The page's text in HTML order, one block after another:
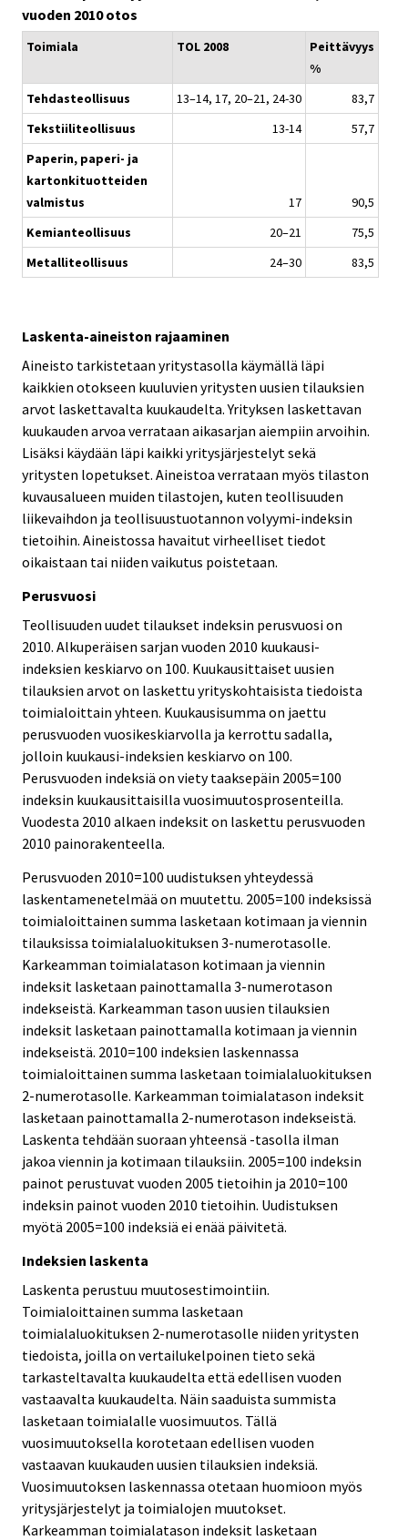
vuoden 2010 otos
Toimiala TOL 2008
Peittävyys
%
Tehdasteollisuus
13–14, 17, 20–21, 24-30
83,7
Tekstiiliteollisuus
13-14
57,7
Paperin, paperi- ja
kartonkituotteiden
valmistus
17
90,5
Kemianteollisuus
20–21
75,5
Metalliteollisuus
24–30 83,5
Laskenta-aineiston rajaaminen
Aineisto tarkistetaan yritystasolla käymällä läpi
kaikkien otokseen kuuluvien yritysten uusien tilauksien
arvot laskettavalta kuukaudelta. Yrityksen laskettavan
kuukauden arvoa verrataan aikasarjan aiempiin arvoihin.
Lisäksi käydään läpi kaikki yritysjärjestelyt sekä
yritysten lopetukset. Aineistoa verrataan myös tilaston
kuvausalueen muiden tilastojen, kuten teollisuuden
liikevaihdon ja teollisuustuotannon volyymi-indeksin
tietoihin. Aineistossa havaitut virheelliset tiedot
oikaistaan tai niiden vaikutus poistetaan.
Perusvuosi
Teollisuuden uudet tilaukset indeksin perusvuosi on
2010. Alkuperäisen sarjan vuoden 2010 kuukausi-
indeksien keskiarvo on 100. Kuukausittaiset uusien
tilauksien arvot on laskettu yrityskohtaisista tiedoista
toimialoittain yhteen. Kuukausisumma on jaettu
perusvuoden vuosikeskiarvolla ja kerrottu sadalla,
jolloin kuukausi-indeksien keskiarvo on 100.
Perusvuoden indeksiä on viety taaksepäin 2005=100
indeksin kuukausittaisilla vuosimuutosprosenteilla.
Vuodesta 2010 alkaen indeksit on laskettu perusvuoden
2010 painorakenteella.
Perusvuoden 2010=100 uudistuksen yhteydessä
laskentamenetelmää on muutettu. 2005=100 indeksissä
toimialoittainen summa lasketaan kotimaan ja viennin
tilauksissa toimialaluokituksen 3-numerotasolle.
Karkeamman toimialatason kotimaan ja viennin
indeksit lasketaan painottamalla 3-numerotason
indekseistä. Karkeamman tason uusien tilauksien
indeksit lasketaan painottamalla kotimaan ja viennin
indekseistä. 2010=100 indeksien laskennassa
toimialoittainen summa lasketaan toimialaluokituksen
2-numerotasolle. Karkeamman toimialatason indeksit
lasketaan painottamalla 2-numerotason indekseistä.
Laskenta tehdään suoraan yhteensä -tasolla ilman
jakoa viennin ja kotimaan tilauksiin. 2005=100 indeksin
painot perustuvat vuoden 2005 tietoihin ja 2010=100
indeksin painot vuoden 2010 tietoihin. Uudistuksen
myötä 2005=100 indeksiä ei enää päivitetä.
Indeksien laskenta
Laskenta perustuu muutosestimointiin.
Toimialoittainen summa lasketaan
toimialaluokituksen 2-numerotasolle niiden yritysten
tiedoista, joilla on vertailukelpoinen tieto sekä
tarkasteltavalta kuukaudelta että edellisen vuoden
vastaavalta kuukaudelta. Näin saaduista summista
lasketaan toimialalle vuosimuutos. Tällä
vuosimuutoksella korotetaan edellisen vuoden
vastaavan kuukauden uusien tilauksien indeksiä.
Vuosimuutoksen laskennassa otetaan huomioon myös
yritysjärjestelyt ja toimialojen muutokset.
Karkeamman toimialatason indeksit lasketaan